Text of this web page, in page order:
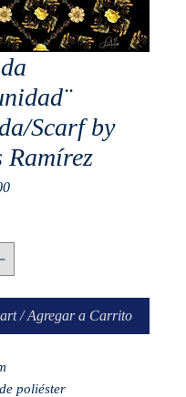
Scarf by
Ramírez
Price
/ Agregar a Carrito
poliéster